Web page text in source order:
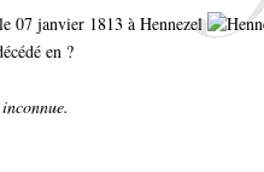
07 janvier 1813 à Hennezel
en ?